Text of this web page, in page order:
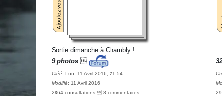
Sortie dimanche à Chambly !
9 photos
Créé: Lun. 11 Avril 2016, 21:54
Modifié: 11 Avril 2016
2864 consultations  8 commentaires